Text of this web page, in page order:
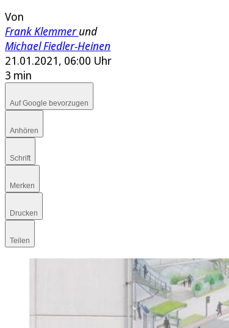
Von
Frank Klemmerund
Michael Fiedler-Heinen
21.01.2021, 06:00 Uhr
3 min
Auf Google bevorzugen
Anhören
Schrift
Merken
Drucken
Teilen